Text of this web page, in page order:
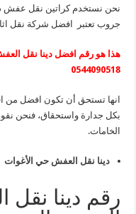
نحن نستخدم كراتين نقل عفش
جروب تعتبر افضل شركة نقل
هذا هو رقم افضل دينا نقل
0544090518
انها تستحق أن تكون افضل من
بكل جدارة واستحقاق، فنحن
الخامات.
دينا نقل العفش حي الأغوات
رقم دينا